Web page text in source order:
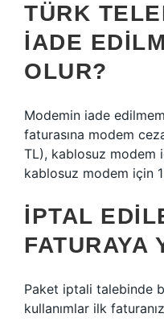
TÜRK
IADE
OLUR?
Modemin iade
faturasına modem
TL), kablosuz modem
kablosuz modem için
İPTAL
FATURAYA
Paket iptali talebinde
kullanımlar ilk